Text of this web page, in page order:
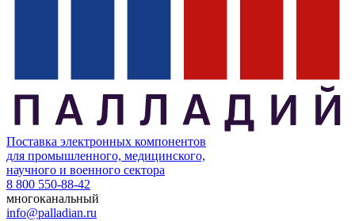
Поставка электронных компонентов
для промышленного, медицинского,
научного и военного сектора
8 800 550-88-42
многоканальный
info@palladian.ru